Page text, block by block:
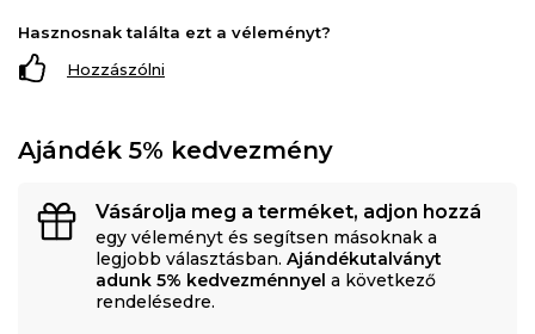
Hasznosnak találta ezt a véleményt?
Hozzászólni
Ajándék 5% kedvezmény
Vásárolja meg a terméket, adjon hozzá
egy véleményt és segítsen másoknak a
legjobb választásban. Ajándékutalványt
adunk 5% kedvezménnyel a következő
rendelésedre.